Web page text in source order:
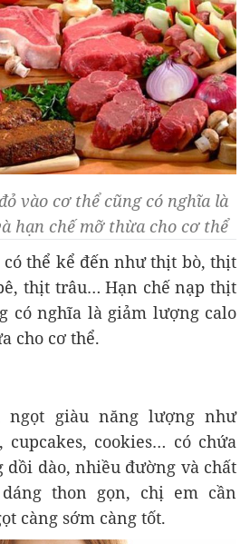
vào cơ thể cũng có nghĩa là
hạn chế mỡ thừa cho cơ thể
thể kể đến như thịt bò, thịt
thịt trâu… Hạn chế nạp thịt
có nghĩa là giảm lượng calo
cho cơ thể.
ngọt giàu năng lượng như
cupcakes, cookies… có chứa
dào, nhiều đường và chất
thon gọn, chị em cần
càng sớm càng tốt.